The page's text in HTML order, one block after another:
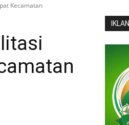
Kecamatan
IKLAN